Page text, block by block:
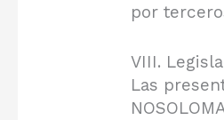
por
VIII.
Las